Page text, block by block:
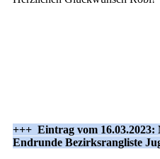
+++ Eintrag vom
Endrunde Bezirksrangliste